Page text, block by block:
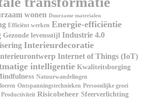
wonen Duurzame materialen
Efficiënt werken Energie-efficiëntie
Gezonde levensstijl Industrie 4.0
Interieurdecoratie
Internet of Things (IoT)
intelligentie Kwaliteitsborging
Natuurwandelingen
Ontspanningstechnieken Persoonlijke groei
Productiviteit Risicobeheer Sfeerverlichting